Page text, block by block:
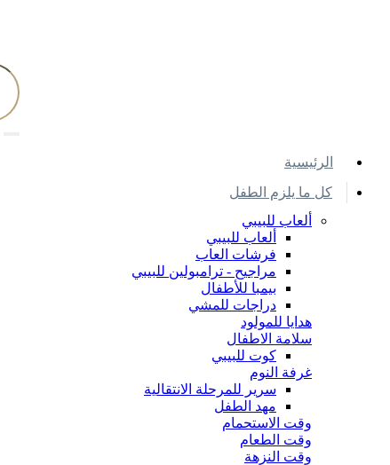
اﻟﺮﺋﻴﺴﻴﺔ
كل ما يلزم الطفل
ألعاب للبيبي
ألعاب للبيبي
فرشات العاب
مراجيح - ترامبولين للبيبي
بيمبا للأطفال
دراجات للمشي
هدايا للمولود
سلامة الاطفال
كوت للبيبي
غرفة النوم
سرير للمرحلة الانتقالية
مهد الطفل
وقت الاستحمام
وقت الطعام
وقت النزهة